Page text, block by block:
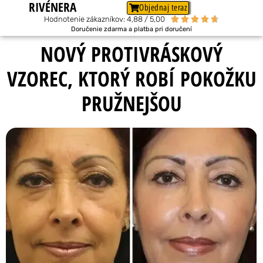
RIVÉNERA Objednaj teraz
Hodnotenie zákazníkov: 4,88 / 5,00     
Doručenie zdarma a platba pri doručení
NOVÝ PROTIVRÁSKOVÝ
VZOREC, KTORÝ ROBÍ POKOŽKU
PRUŽNEJŠOU